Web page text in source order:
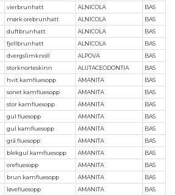
vierbrunhatt ALNICOLA
BAS
mørk orebrunhatt ALNICOLA
BAS
duftbrunhatt ALNICOLA
BAS
fjellbrunhatt ALNICOLA
BAS
dvergslimknoll ALPOVA
BAS
storknorteskinn ALUTACEODONTIA
BAS
hvit kamfluesopp AMANITA
BAS
sonet kamfluesopp AMANITA
BAS
stor kamfluesopp AMANITA
BAS
gul fluesopp AMANITA
BAS
gul kamfluesopp AMANITA
BAS
grå fluesopp AMANITA
BAS
blekgul kamfluesopp AMANITA
BAS
orefluesopp AMANITA
BAS
brun kamfluesopp AMANITA
BAS
løvefluesopp AMANITA
BAS